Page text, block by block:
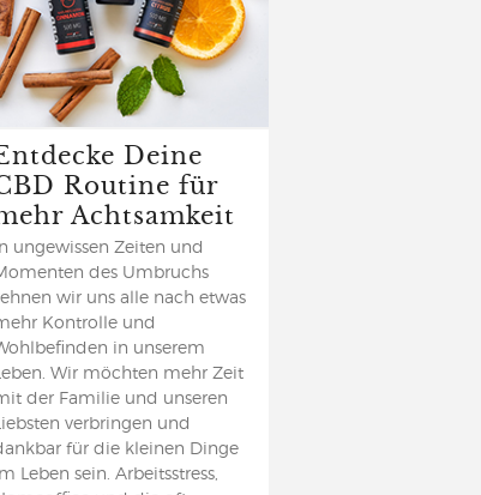
Deine
Routine für
Achtsamkeit
In ungewissen Zeiten und
des Umbruchs
wir uns alle nach etwas
Kontrolle und
in unserem
Wir möchten mehr Zeit
der Familie und unseren
verbringen und
für die kleinen Dinge
Leben sein. Arbeitsstress,